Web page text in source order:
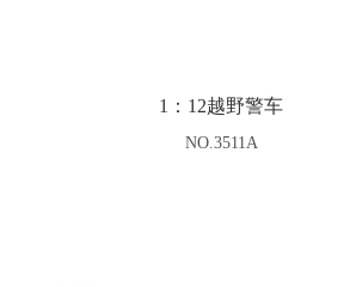
1：12越野警车
NO.3511A